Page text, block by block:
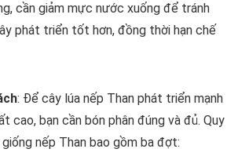
cần giảm mực nước xuống để tránh
phát triển tốt hơn, đồng thời hạn chế
: Để cây lúa nếp Than phát triển mạnh
cao, bạn cần bón phân đúng và đủ. Quy
nếp Than bao gồm ba đợt: